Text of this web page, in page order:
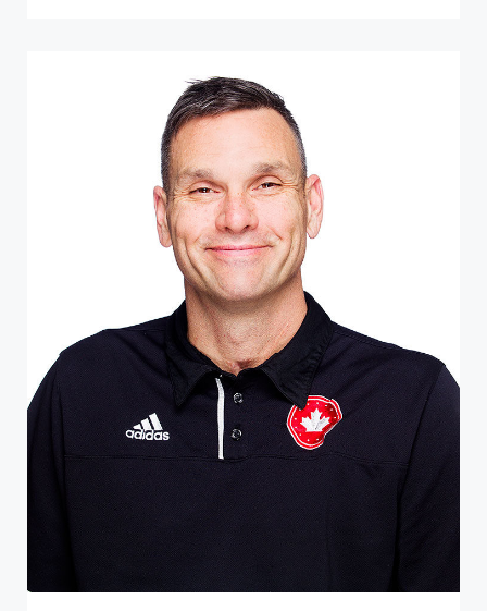
PROFIL DE L'ATHLÈTE